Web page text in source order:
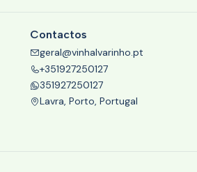
Contactos
geral@vinhalvarinho.pt
+351927250127
351927250127
Lavra, Porto, Portugal